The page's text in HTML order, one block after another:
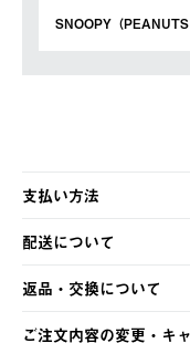
SNOOPY（
支払い方法
以下のいずれかの方法
・クレジットカード決済
・コンビニ決済
・Pay-easy決済
配送について
【発送スケジュール】
ご注文・ご入金完了よ
土日祝の発送はござい
返品・交換について
※お客様都合の場合
ご注文内容の変更・キ